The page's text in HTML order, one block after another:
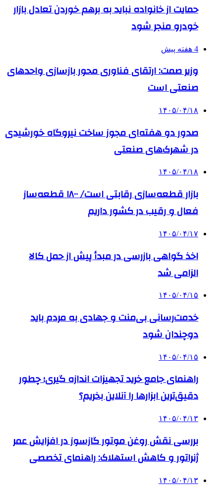
حمایت از خانواده نباید به برهم خوردن تعادل بازار
خودرو منجر شود
4 هفته پیش
وزیر صمت: ارتقای فناوری محور بازسازی واحدهای
صنعتی است
۱۴۰۵/۰۴/۱۸
صدور دو هفته‌ای مجوز ساخت نیروگاه خورشیدی
در شهرک‌های صنعتی
۱۴۰۵/۰۴/۱۸
بازار قطعه‌سازی رقابتی است/ ۱۸۰۰ قطعه‌ساز
فعال و رقیب در کشور داریم
۱۴۰۵/۰۴/۱۷
اخذ گواهی بازرسی در مبدأ پیش از حمل کالا
الزامی شد
۱۴۰۵/۰۴/۱۵
خدمت‌رسانی بی‌منت و جهادی به مردم باید
دوچندان شود
۱۴۰۵/۰۴/۱۵
راهنمای جامع خرید تجهیزات اندازه گیری؛ چطور
دقیق‌ترین ابزارها را آنلاین بخریم؟
۱۴۰۵/۰۴/۱۳
بررسی نقش روغن موتور گازسوز در افزایش عمر
ژنراتور و کاهش استهلاک: راهنمای تخصصی
۱۴۰۵/۰۴/۱۳